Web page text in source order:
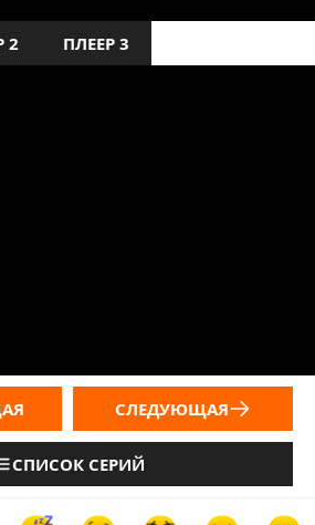
2 ПЛЕЕР 3
СПИСОК СЕРИЙ
СЛЕДУЮЩАЯ